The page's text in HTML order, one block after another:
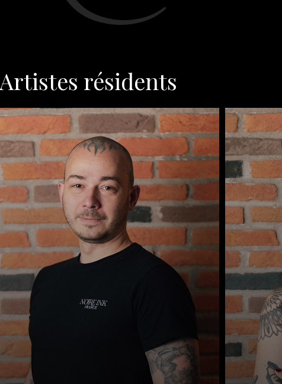
Artistes résidents